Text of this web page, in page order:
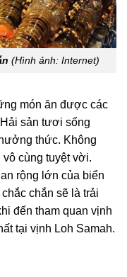
(Hình ảnh: Internet)
món ăn được các
sản tươi sống
thức. Không
vô cùng tuyệt vời.
rộng lớn của biển
chắn sẽ là trải
đến tham quan vịnh
tại vịnh Loh Samah.